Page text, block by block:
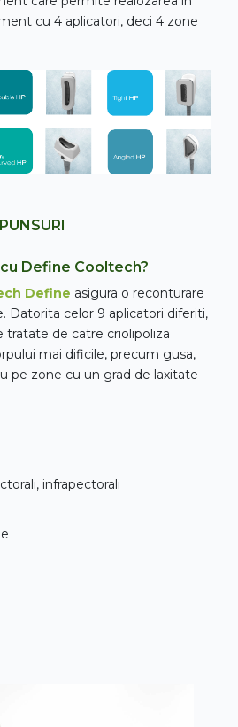
cu 4 aplicatori, deci 4 zone
Define Cooltech?
Define asigura o reconturare
Datorita celor 9 aplicatori diferiti,
tratate de catre criolipoliza
mai dificile, precum gusa,
pe zone cu un grad de laxitate
infrapectorali